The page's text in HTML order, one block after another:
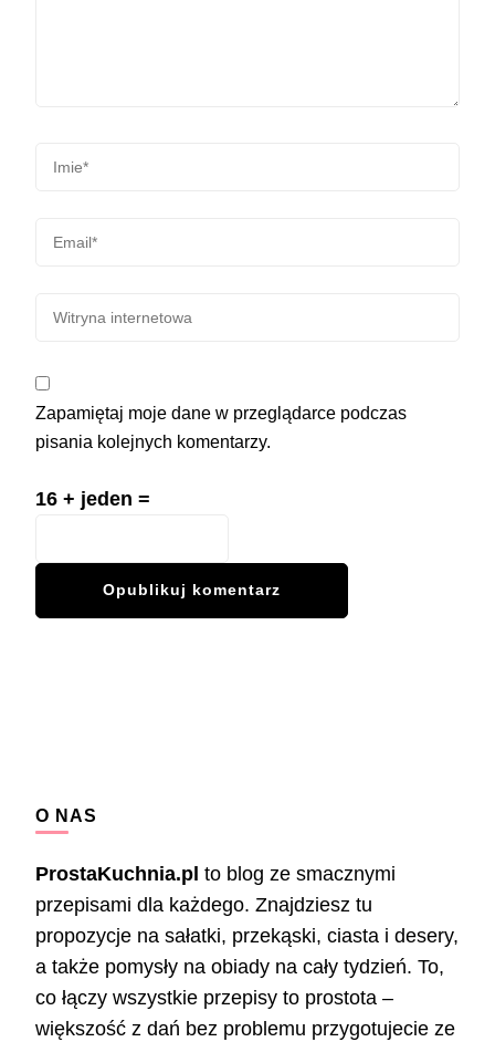
Zapamiętaj moje dane w przeglądarce podczas
pisania kolejnych komentarzy.
16 + jeden =
O NAS
ProstaKuchnia.pl to blog ze smacznymi
przepisami dla każdego. Znajdziesz tu
propozycje na sałatki, przekąski, ciasta i desery,
a także pomysły na obiady na cały tydzień. To,
co łączy wszystkie przepisy to prostota –
większość z dań bez problemu przygotujecie ze